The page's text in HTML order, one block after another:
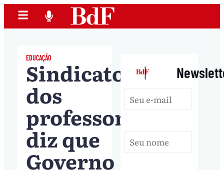
EDUCAÇÃO
Sindicato
dos
professores
diz que
Governo
|